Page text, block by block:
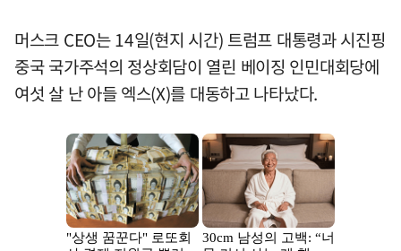
머스크 CEO는 14일(현지 시간) 트럼프 대통령과 시진핑
중국 국가주석의 정상회담이 열린 베이징 인민대회당에
여섯 살 난 아들 엑스(X)를 대동하고 나타났다.